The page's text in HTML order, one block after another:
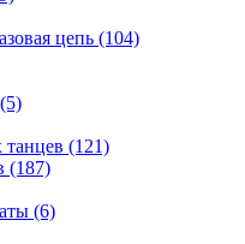
цепь (104)
(121)
(187)
(6)